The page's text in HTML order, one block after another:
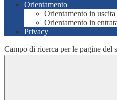
Orientamento
Orientamento in uscita
Orientamento in
Privacy
Campo di ricerca per le pagine del